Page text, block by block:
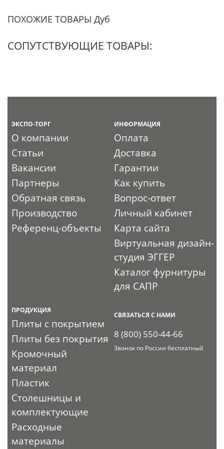
ПОХОЖИЕ ТОВАРЫ Дуб
СОПУТСТВУЮЩИЕ ТОВАРЫ:
ЭКСПО-ТОРГ
О компании
Статьи
Вакансии
Партнеры
Обратная связь
Производство
Референц-объекты
ИНФОРМАЦИЯ
Оплата
Доставка
Гарантии
Как купить
Вопрос-ответ
Личный кабинет
Карта сайта
Виртуальная дизайн-
студия ЭГГЕР
Каталог фурнитуры
для САПР
ПРОДУКЦИЯ
Плиты с покрытием
Плиты без покрытия
Кромочный
материал
Пластик
Столешницы и
комплектующие
Расходные
материалы
СВЯЗАТЬСЯ С НАМИ
8 (800) 550-44-66
Звонок по России бесплатный